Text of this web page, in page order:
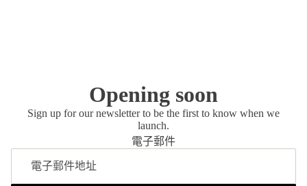
Opening soon
Sign up for our newsletter to be the first to know when we
launch.
電子郵件